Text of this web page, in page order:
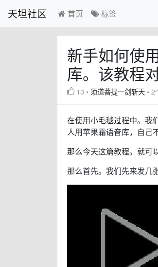
天坦社区 首页 标签
新手如何使
库。该教程
13 • 须道菩提一剑斩天 •2
在使用小毛毯过程中。我
人用苹果霜语音库，自己
那么今天这篇教程。就可
那么首先。我们先来发几